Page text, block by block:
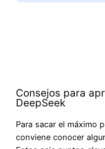
Consejos para
DeepSeek
Para sacar el máximo
conviene conocer